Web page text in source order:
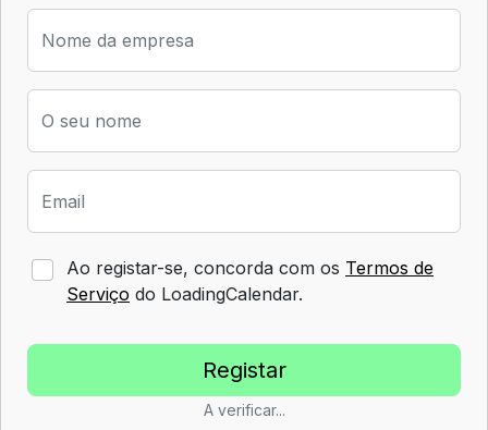
Nome da empresa
O seu nome
Email
Ao registar-se, concorda com os Termos de
Serviço do LoadingCalendar.
A verificar...